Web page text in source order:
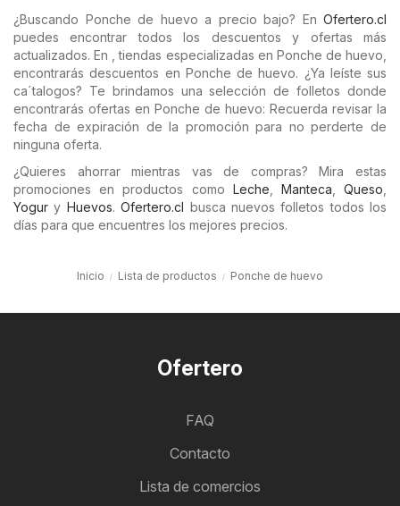
¿Buscando Ponche de huevo a precio bajo? En Ofertero.cl
puedes encontrar todos los descuentos y ofertas más
actualizados. En , tiendas especializadas en Ponche de huevo,
encontrarás descuentos en Ponche de huevo. ¿Ya leíste sus
ca´talogos? Te brindamos una selección de folletos donde
encontrarás ofertas en Ponche de huevo: Recuerda revisar la
fecha de expiración de la promoción para no perderte de
ninguna oferta.
¿Quieres ahorrar mientras vas de compras? Mira estas
promociones en productos como Leche Manteca ,Queso
Yogur y Huevos.Ofertero.cl busca nuevos folletos todos los
días para que encuentres los mejores precios.
Inicio Lista de productos Ponche de huevo
Ofertero
FAQ
Contacto
Lista de comercios